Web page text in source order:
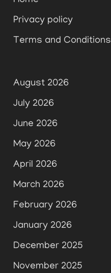
Privacy policy
Terms and Conditions
August 2026
July 2026
June 2026
May 2026
April 2026
March 2026
February 2026
January 2026
December 2025
November 2025